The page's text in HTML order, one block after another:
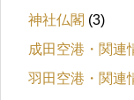
神社仏閣 (3)
成田空港・関連
羽田空港・関連